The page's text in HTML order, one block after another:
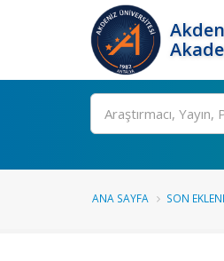
Ara
ANA SAYFA SON